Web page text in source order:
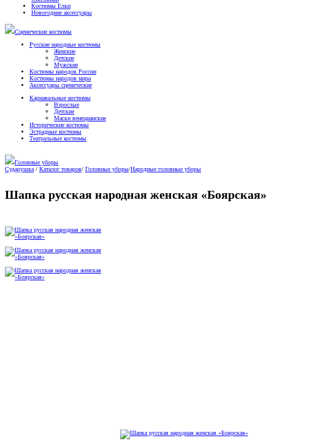
Костюмы Елки
Новогодние аксессуары
Сценические костюмы
Русские народные костюмы
Женские
Детские
Мужские
Костюмы народов России
Костюмы народов мира
Аксессуары сценические
Карнавальные костюмы
Взрослые
Детские
Маски венецианские
Исторические костюмы
Эстрадные костюмы
Театральные костюмы
Головные уборы
Сударушка / Каталог товаров/ Головные уборы/Народные головные уборы
Шапка русская народная женская «Боярская»